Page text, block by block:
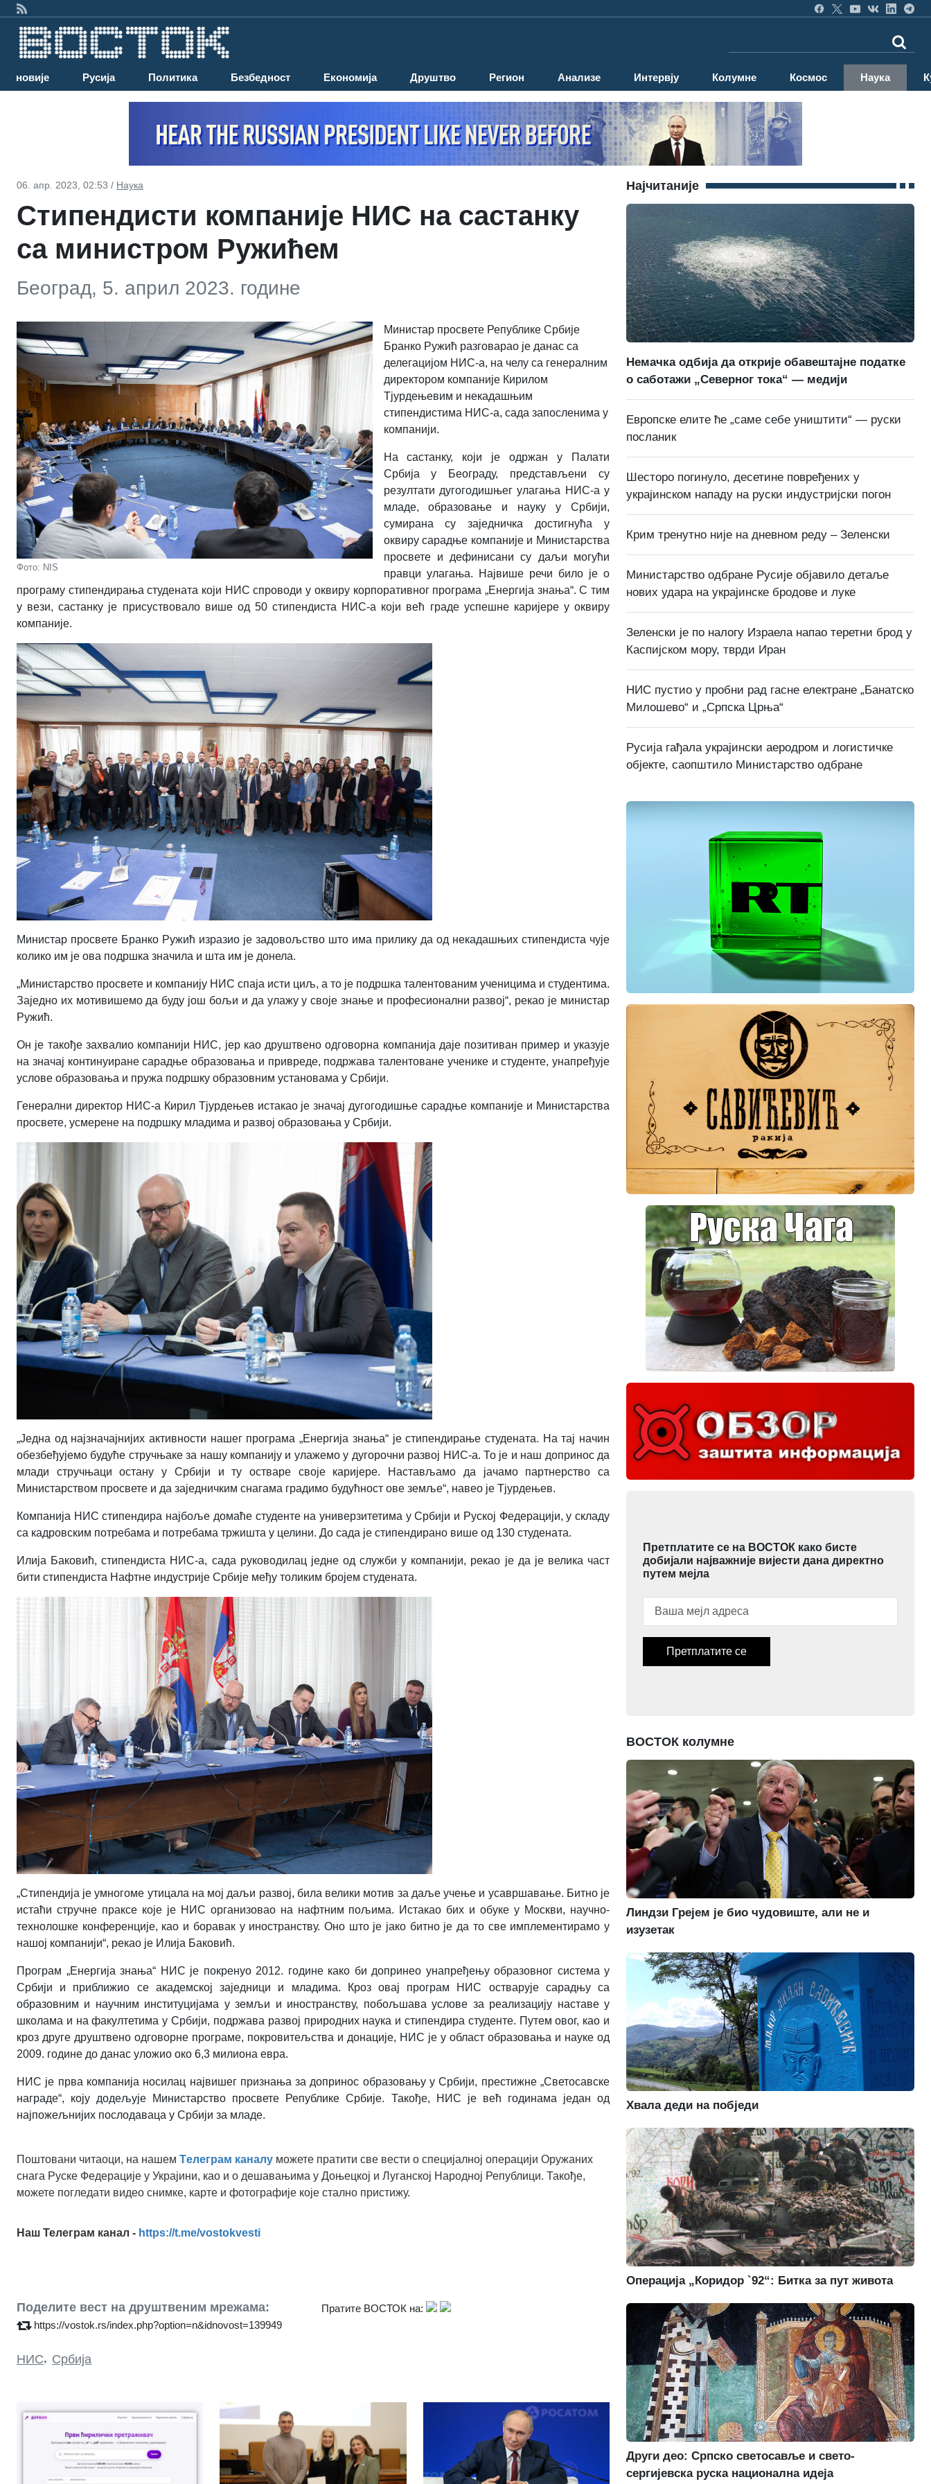
Најновије Русија Политика Безбедност Економија Друштво Регион Анализе Интервју Колумне Космос Наука
06. апр. 2023, 02:53 / Наука
Стипендисти компаније НИС на састанку
са министром Ружићем
Београд, 5. април 2023. године
Фото: NIS
Министар просвете Републике Србије
Бранко Ружић разговарао је данас са
делегацијом НИС-а, на челу са генералним
директором компаније Кирилом
Тјурдењевим и некадашњим
стипендистима НИС-а, сада запосленима у
компанији.
На састанку, који је одржан у Палати
Србија у Београду, представљени су
резултати дугогодишњег улагања НИС-а у
младе, образовање и науку у Србији,
сумирана су заједничка достигнућа у
оквиру сарадње компаније и Министарства
просвете и дефинисани су даљи могући
правци улагања. Највише речи било је о
програму стипендирања студената који НИС спроводи у оквиру корпоративног програма „Енергија знања“. С тим
у вези, састанку је присуствовало више од 50 стипендиста НИС-а који већ граде успешне каријере у оквиру
компаније.
Министар просвете Бранко Ружић изразио је задовољство што има прилику да од некадашњих стипендиста чује
колико им је ова подршка значила и шта им је донела.
„Министарство просвете и компанију НИС спаја исти циљ, а то је подршка талентованим ученицима и студентима.
Заједно их мотивишемо да буду још бољи и да улажу у своје знање и професионални развој“, рекао је министар
Ружић.
Он је такође захвалио компанији НИС, јер као друштвено одговорна компанија даје позитиван пример и указује
на значај континуиране сарадње образовања и привреде, подржава талентоване ученике и студенте, унапређује
услове образовања и пружа подршку образовним установама у Србији.
Генерални директор НИС-а Кирил Тјурдењев истакао је значај дугогодишње сарадње компаније и Министарства
просвете, усмерене на подршку младима и развој образовања у Србији.
„Једна од најзначајнијих активности нашег програма „Енергија знања“ је стипендирање студената. На тај начин
обезбеђујемо будуће стручњаке за нашу компанију и улажемо у дугорочни развој НИС-а. То је и наш допринос да
млади стручњаци остану у Србији и ту остваре своје каријере. Настављамо да јачамо партнерство са
Министарством просвете и да заједничким снагама градимо будућност ове земље“, навео је Тјурдењев.
Компанија НИС стипендира најбоље домаће студенте на универзитетима у Србији и Руској Федерацији, у складу
са кадровским потребама и потребама тржишта у целини. До сада је стипендирано више од 130 студената.
Илија Баковић, стипендиста НИС-а, сада руководилац једне од служби у компанији, рекао је да је велика част
бити стипендиста Нафтне индустрије Србије међу толиким бројем студената.
„Стипендија је умногоме утицала на мој даљи развој, била велики мотив за даље учење и усавршавање. Битно је
истаћи стручне праксе које је НИС организовао на нафтним пољима. Истакао бих и обуке у Москви, научно-
технолошке конференције, као и боравак у иностранству. Оно што је јако битно је да то све имплементирамо у
нашој компанији“, рекао је Илија Баковић.
Програм „Енергија знања“ НИС је покренуо 2012. године како би допринео унапређењу образовног система у
Србији и приближио се академској заједници и младима. Кроз овај програм НИС остварује сарадњу са
образовним и научним институцијама у земљи и иностранству, побољшава услове за реализацију наставе у
школама и на факултетима у Србији, подржава развој природних наука и стипендира студенте. Путем овог, као и
кроз друге друштвено одговорне програме, покровитељства и донације, НИС је у област образовања и науке од
2009. године до данас уложио око 6,3 милиона евра.
НИС је прва компанија носилац највишег признања за допринос образовању у Србији, престижне „Светосавске
награде“, коју додељује Министарство просвете Републике Србије. Такође, НИС је већ годинама један од
најпожељнијих послодаваца у Србији за младе.
Поштовани читаоци, на нашем Tелеграм каналу можете пратити све вести о специјалној операцији Оружаних
снага Руске Федерације у Украјини, као и о дешавањима у Доњецкој и Луганској Народној Републици. Такође,
можете погледати видео снимке, карте и фотографије које стално пристижу.
Наш Телеграм канал - https://t.me/vostokvesti
Поделите вест на друштвеним мрежама:
https://vostok.rs/index.php?option=n&idnovost=139949
Пратите ВОСТОК на:
НИС, Србија
Најчитаније
Немачка одбија да открије обавештајне податке
о саботажи „Северног тока“ — медији
Европске елите ће „саме себе уништити“ — руски
посланик
Шесторо погинуло, десетине повређених у
украјинском нападу на руски индустријски погон
Крим тренутно није на дневном реду – Зеленски
Министарство одбране Русије објавило детаље
нових удара на украјинске бродове и луке
Зеленски је по налогу Израела напао теретни брод у
Каспијском мору, тврди Иран
НИС пустио у пробни рад гасне електране „Банатско
Милошево“ и „Српска Црња“
Русија гађала украјински аеродром и логистичке
објекте, саопштило Министарство одбране
Претплатите се на ВОСТОК како бисте
добијали најважније вијести дана директно
путем мејла
Претплатите се
ВОСТОК колумне
Линдзи Грејем је био чудовиште, али не и
изузетак
Хвала деди на побједи
Операција „Коридор `92“: Битка за пут живота
Други део: Српско светосавље и свето-
сергијевска руска национална идеја